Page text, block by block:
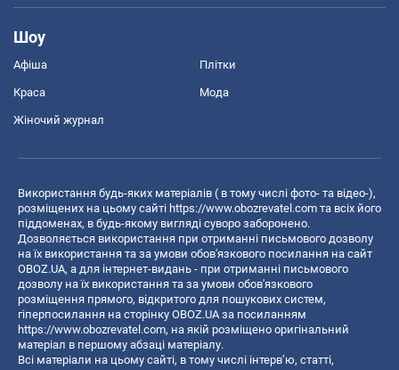
Шоу
Афіша Плітки
Краса Мода
Жіночий журнал
Використання будь-яких матеріалів ( в тому числі фото- та відео-),
розміщених на цьому сайті https://www.obozrevatel.com та всіх його
піддоменах, в будь-якому вигляді суворо заборонено.
Дозволяється використання при отриманні письмового дозволу
на їх використання та за умови обов'язкового посилання на сайт
OBOZ.UA, а для інтернет-видань - при отриманні письмового
дозволу на їх використання та за умови обов'язкового
розміщення прямого, відкритого для пошукових систем,
гіперпосилання на сторінку OBOZ.UA за посиланням
https://www.obozrevatel.com, на якій розміщено оригінальний
матеріал в першому абзаці матеріалу.
Всі матеріали на цьому сайті, в тому числі інтерв’ю, статті,